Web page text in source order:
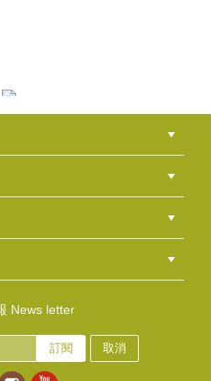
彩紙風格-藍
News letter
訂閱 取消